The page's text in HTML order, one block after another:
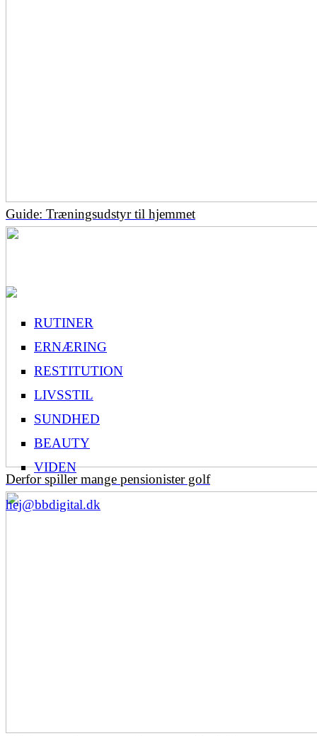
Guide: Træningsudstyr til hjemmet
Derfor spiller mange pensionister golf
RUTINER
ERNÆRING
RESTITUTION
LIVSSTIL
SUNDHED
BEAUTY
VIDEN
hej@bbdigital.dk